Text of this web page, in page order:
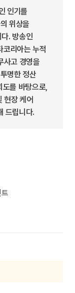
인기를
위상을
. 방송인
리아는 누적
고 경영을
명한 정산
를 바탕으로,
현장 케어
드립니다.